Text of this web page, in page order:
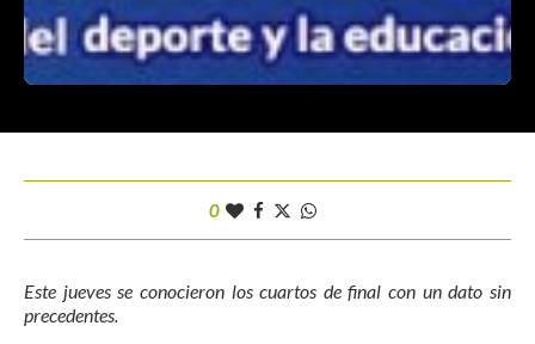
0
Este jueves se conocieron los cuartos de final con un dato sin
precedentes.